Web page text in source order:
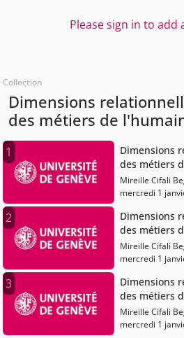
Please sign in to add
Collection
Dimensions
des métiers de
1
Dimensions
des métiers
Mireille Cifali
mercredi 1
2
Dimensions
des métiers
Mireille Cifali
mercredi 1
3
Dimensions
des métiers
Mireille Cifali
mercredi 1